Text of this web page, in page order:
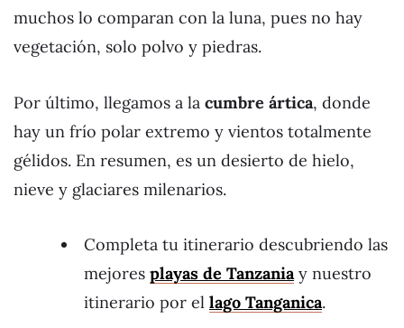
muchos lo comparan con la luna, pues no hay
vegetación, solo polvo y piedras.
Por último, llegamos a la cumbre ártica, donde
hay un frío polar extremo y vientos totalmente
gélidos. En resumen, es un desierto de hielo,
nieve y glaciares milenarios.
Completa tu itinerario descubriendo las
mejores playas de Tanzania y nuestro
itinerario por el lago Tanganica.